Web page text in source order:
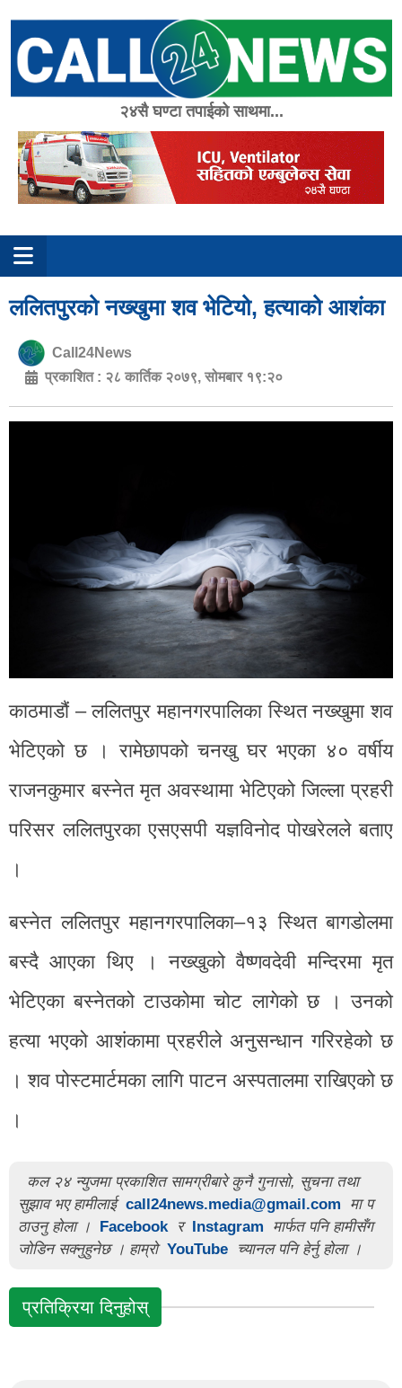
content
२४सै घण्टा तपाईको साथमा...
ललितपुरको नख्खुमा शव भेटियो, हत्याको आशंका
Call24News
प्रकाशित : २८ कार्तिक २०७९, सोमबार १९:२०
काठमाडौं – ललितपुर महानगरपालिका स्थित नख्खुमा शव
भेटिएको छ । रामेछापको चनखु घर भएका ४० वर्षीय
राजनकुमार बस्नेत मृत अवस्थामा भेटिएको जिल्ला प्रहरी
परिसर ललितपुरका एसएसपी यज्ञविनोद पोखरेलले बताए
।
बस्नेत ललितपुर महानगरपालिका–१३ स्थित बागडोलमा
बस्दै आएका थिए । नख्खुको वैष्णवदेवी मन्दिरमा मृत
भेटिएका बस्नेतको टाउकोमा चोट लागेको छ । उनको
हत्या भएको आशंकामा प्रहरीले अनुसन्धान गरिरहेको छ
। शव पोस्टमार्टमका लागि पाटन अस्पतालमा राखिएको छ
।
कल २४ न्युजमा प्रकाशित सामग्रीबारे कुनै गुनासो, सुचना तथा
सुझाव भए हामीलाई call24news.media@gmail.com
मा प
ठाउनु होला ।
Facebook र Instagram
मार्फत पनि हामीसँग
जोडिन सक्नुहुनेछ । हाम्रो YouTube च्यानल पनि हेर्नु होला ।
प्रतिक्रिया दिनुहोस्